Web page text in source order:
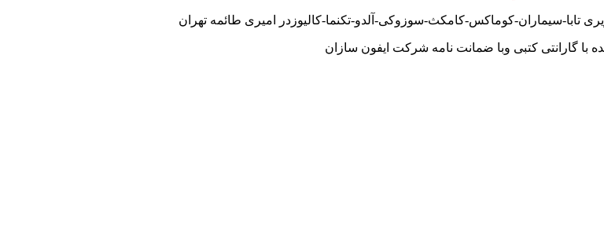
تابا-سیماران-کوماکس-کامکث-سوزوکی-آلدو-تکنما-کالیوزدر امیری طائمه تهران
با گارانتی کتبی وبا ضمانت نامه شرکت ایفون سازان